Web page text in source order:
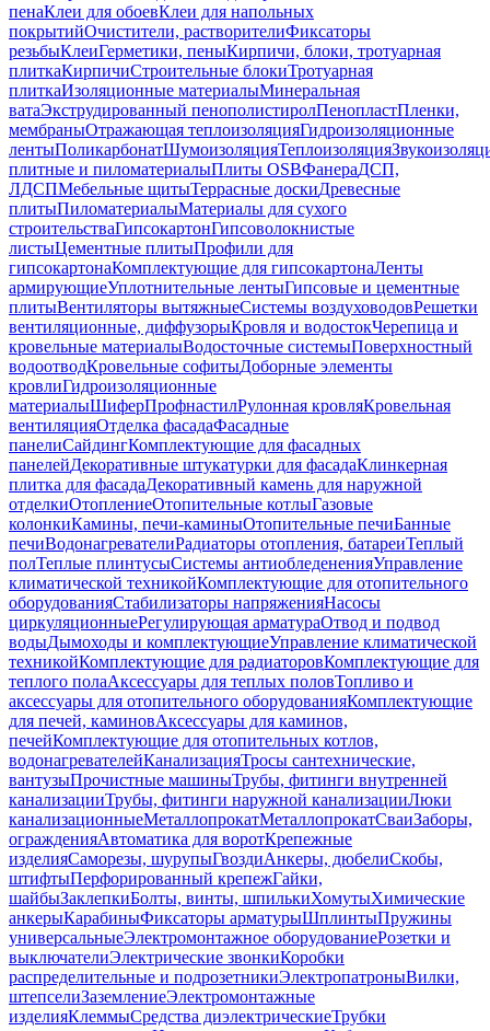
пенаКлеи для обоевКлеи для напольных
покрытийОчистители, растворителиФиксаторы
резьбыКлеиГерметики, пеныКирпичи, блоки, тротуарная
плиткаКирпичиСтроительные блокиТротуарная
плиткаИзоляционные материалыМинеральная
ватаЭкструдированный пенополистиролПенопластПленки,
мембраныОтражающая теплоизоляцияГидроизоляционные
лентыПоликарбонатШумоизоляцияТеплоизоляция
плитные и пиломатериалыПлиты OSBФанераДСП,
ЛДСПМебельные щитыТеррасные доскиДревесные
плитыПиломатериалыМатериалы для сухого
строительстваГипсокартонГипсоволокнистые
листыЦементные плитыПрофили для
гипсокартонаКомплектующие для гипсокартонаЛенты
армирующиеУплотнительные лентыГипсовые и цементные
плитыВентиляторы вытяжныеСистемы воздуховодовРешетки
вентиляционные, диффузорыКровля и водостокЧерепица и
кровельные материалыВодосточные системыПоверхностный
водоотводКровельные софитыДоборные элементы
кровлиГидроизоляционные
материалыШиферПрофнастилРулонная кровляКровельная
вентиляцияОтделка фасадаФасадные
панелиСайдингКомплектующие для фасадных
панелейДекоративные штукатурки для фасадаКлинкерная
плитка для фасадаДекоративный камень для наружной
отделкиОтоплениеОтопительные котлыГазовые
колонкиКамины, печи-каминыОтопительные печиБанные
печиВодонагревателиРадиаторы отопления, батареиТеплый
полТеплые плинтусыСистемы антиобледененияУправление
климатической техникойКомплектующие для отопительного
оборудованияСтабилизаторы напряженияНасосы
циркуляционныеРегулирующая арматураОтвод и подвод
водыДымоходы и комплектующиеУправление климатической
техникойКомплектующие для радиаторовКомплектующие для
теплого полаАксессуары для теплых половТопливо и
аксессуары для отопительного оборудованияКомплектующие
для печей, каминовАксессуары для каминов,
печейКомплектующие для отопительных котлов,
водонагревателейКанализацияТросы сантехнические,
вантузыПрочистные машиныТрубы, фитинги внутренней
канализацииТрубы, фитинги наружной канализацииЛюки
канализационныеМеталлопрокатМеталлопрокатСваиЗаборы,
огражденияАвтоматика для воротКрепежные
изделияСаморезы, шурупыГвоздиАнкеры, дюбелиСкобы,
штифтыПерфорированный крепежГайки,
шайбыЗаклепкиБолты, винты, шпилькиХомутыХимические
анкерыКарабиныФиксаторы арматурыШплинтыПружины
универсальныеЭлектромонтажное оборудованиеРозетки и
выключателиЭлектрические звонкиКоробки
распределительные и подрозетникиЭлектропатроныВилки,
штепселиЗаземлениеЭлектромонтажные
изделияКлеммыСредства диэлектрическиеТрубки